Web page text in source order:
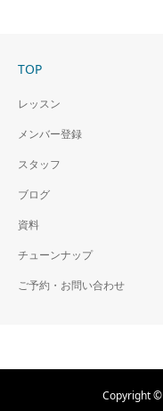
TOP
レッスン
メンバー登録
スタッフ
ブログ
資料
チューンナップ
ご予約・お問い合わせ
Copyright ©